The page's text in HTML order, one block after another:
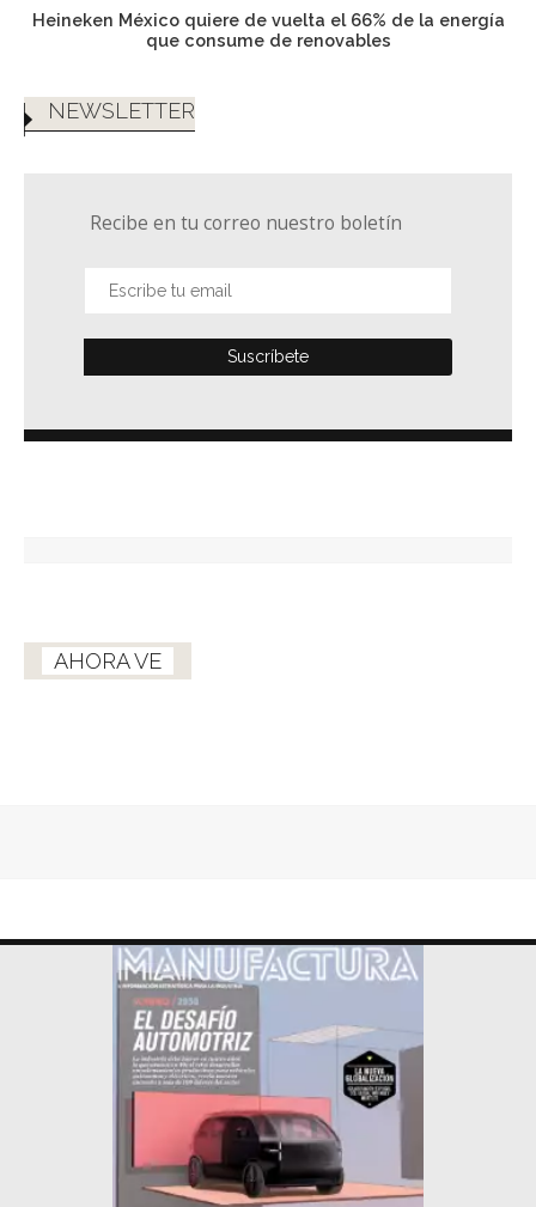
Heineken México quiere de vuelta el 66% de la energía
que consume de renovables
NEWSLETTER
Recibe en tu correo nuestro boletín
AHORA VE